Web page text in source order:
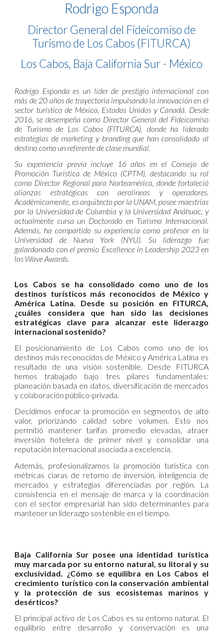
Rodrigo Esponda
Director General del Fideicomiso de
Turismo de Los Cabos (FITURCA)
Los Cabos, Baja California Sur - México
Rodrigo Esponda es un líder de prestigio internacional con
más de 20 años de trayectoria impulsando la innovación en el
sector turístico de México, Estados Unidos y Canadá. Desde
2016, se desempeña como Director General del Fideicomiso
de Turismo de Los Cabos (FITURCA), donde ha liderado
estrategias de marketing y branding que han consolidado al
destino como un referente de clase mundial.
Su experiencia previa incluye 16 años en el Consejo de
Promoción Turística de México (CPTM), destacando su rol
como Director Regional para Norteamérica, donde fortaleció
alianzas estratégicas con aerolíneas y operadores.
Académicamente, es arquitecto por la UNAM, posee maestrías
por la Universidad de Columbia y la Universidad Anáhuac, y
actualmente cursa un Doctorado en Turismo Internacional.
Además, ha compartido su experiencia como profesor en la
Universidad de Nueva York (NYU). Su liderazgo fue
galardonado con el premio Excellence in Leadership 2023 en
los Wave Awards.
Los Cabos se ha consolidado como uno de los
destinos turísticos más reconocidos de México y
América Latina. Desde su posición en FITURCA,
¿cuáles considera que han sido las decisiones
estratégicas clave para alcanzar este liderazgo
internacional sostenido?
El posicionamiento de Los Cabos como uno de los
destinos más reconocidos de México y América Latina es
resultado de una visión sostenible. Desde FITURCA
hemos trabajado bajo tres pilares fundamentales:
planeación basada en datos, diversificación de mercados
y colaboración público-privada.
Decidimos enfocar la promoción en segmentos de alto
valor, priorizando calidad sobre volumen. Esto nos
permitió mantener tarifas promedio elevadas, atraer
inversión hotelera de primer nivel y consolidar una
reputación internacional asociada a excelencia.
Además, profesionalizamos la promoción turística con
métricas claras de retorno de inversión, inteligencia de
mercados y estrategias diferenciadas por región. La
consistencia en el mensaje de marca y la coordinación
con el sector empresarial han sido determinantes para
mantener un liderazgo sostenible en el tiempo.
Baja California Sur posee una identidad turística
muy marcada por su entorno natural, su litoral y su
exclusividad. ¿Cómo se equilibra en Los Cabos el
crecimiento turístico con la conservación ambiental
y la protección de sus ecosistemas marinos y
desérticos?
El principal activo de Los Cabos es su entorno natural. El
equilibrio entre desarrollo y conservación es una